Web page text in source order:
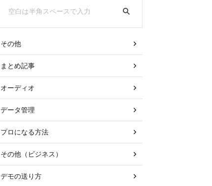
その他
まとめ記事
オーディオ
データ管理
プロになる方法
その他（ビジネス）
デモの送り方